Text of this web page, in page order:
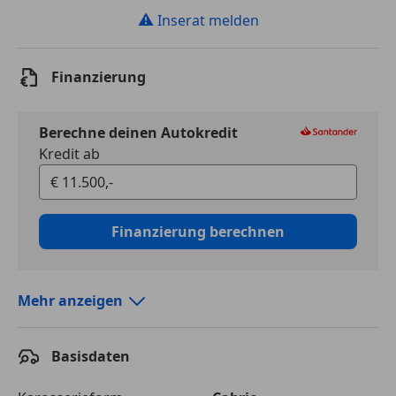
⚠ Inserat melden
Finanzierung
Berechne deinen Autokredit
Kredit ab
Finanzierung berechnen
Laufzeit
Mehr anzeigen
Basisdaten